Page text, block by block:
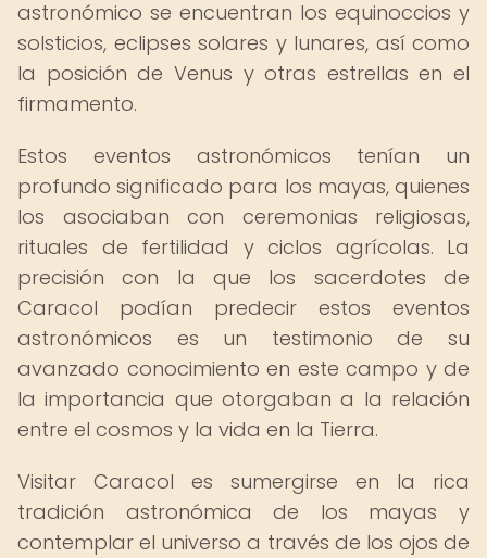
astronómico se encuentran los equinoccios y
solsticios, eclipses solares y lunares, así como
la posición de Venus y otras estrellas en el
firmamento.
Estos eventos astronómicos tenían un
profundo significado para los mayas, quienes
los asociaban con ceremonias religiosas,
rituales de fertilidad y ciclos agrícolas. La
precisión con la que los sacerdotes de
Caracol podían predecir estos eventos
astronómicos es un testimonio de su
avanzado conocimiento en este campo y de
la importancia que otorgaban a la relación
entre el cosmos y la vida en la Tierra.
Visitar Caracol es sumergirse en la rica
tradición astronómica de los mayas y
contemplar el universo a través de los ojos de